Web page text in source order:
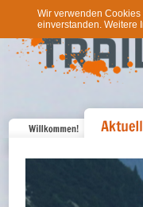
Wir verwenden
einverstanden. Weitere